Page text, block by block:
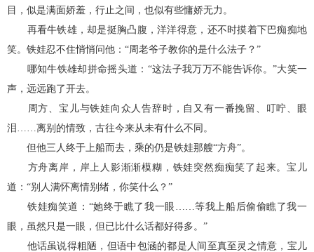
目，似是满面娇羞，行止之间，也似有些慵娇无力。
再看牛铁雄，却是挺胸凸腹，洋洋得意，还不时摸着下巴痴痴地
笑。铁娃忍不住悄悄问他：“周老爷子教你的是什么法子？”
哪知牛铁雄却拼命摇头道：“这法子我万万不能告诉你。”大笑一
声，远远跑了开去。
周方、宝儿与铁娃向众人告辞时，自又有一番挽留、叮咛、眼
泪……离别的情致，古往今来从未有什么不同。
但他三人终于上船而去，乘的仍是铁娃那艘“方舟”。
方舟离岸，岸上人影渐渐模糊，铁娃突然痴痴笑了起来。宝儿
道：“别人满怀离情别绪，你笑什么？”
铁娃痴笑道：“她终于瞧了我一眼……等我上船后偷偷瞧了我一
眼，虽然只是一眼，但已比什么话都好得多。”
他话虽说得粗陋，但语中包涵的都是人间至真至灵之情意，宝儿